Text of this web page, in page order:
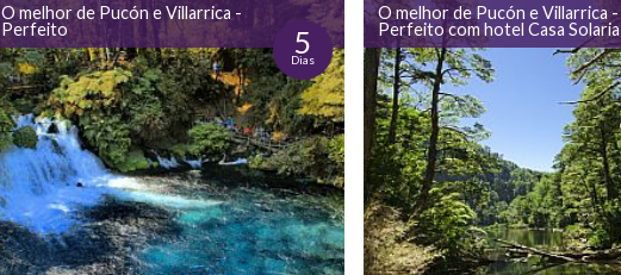
O melhor de Pucón e Villarrica -
Perfeito
5
Dias
O melhor de Pucón e Villarrica -
Perfeito com hotel Casa Solaria